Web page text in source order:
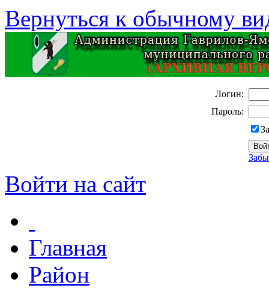
Вернуться к обычному
Логин:
Пароль:
Войти на сайт
Главная
Район